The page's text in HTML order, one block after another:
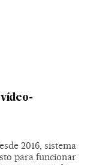
2016, sistema
para funcionar